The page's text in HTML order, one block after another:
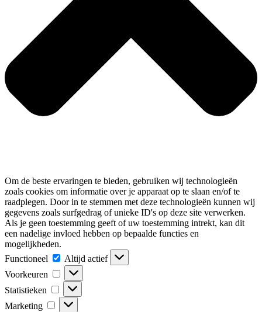
Om de beste ervaringen te bieden, gebruiken wij technologieën
zoals cookies om informatie over je apparaat op te slaan en/of te
raadplegen. Door in te stemmen met deze technologieën kunnen wij
gegevens zoals surfgedrag of unieke ID's op deze site verwerken.
Als je geen toestemming geeft of uw toestemming intrekt, kan dit
een nadelige invloed hebben op bepaalde functies en
mogelijkheden.
Functioneel
Functioneel
Altijd actief
Voorkeuren
Voorkeuren
Statistieken Statistieken
Marketing Marketing